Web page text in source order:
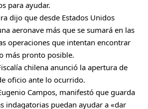
para ayudar.
dijo que desde Estados Unidos
aeronave más que se sumará en las
operaciones que intentan encontrar
más pronto posible.
chilena anunció la apertura de
oficio ante lo ocurrido.
Campos, manifestó que guarda
indagatorias puedan ayudar a «dar